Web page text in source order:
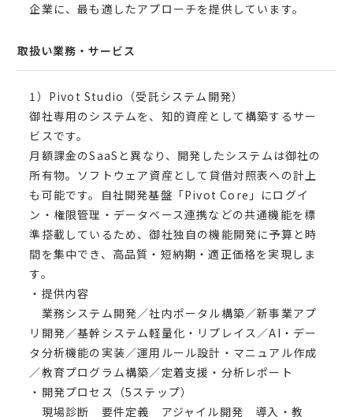
企業に、最も適したアプローチを提供しています。
取扱い業務・サービス
1）Pivot Studio（受託システム開発）
御社専用のシステムを、知的資産として構築するサー
ビスです。
月額課金のSaaSと異なり、開発したシステムは御社の
所有物。ソフトウェア資産として貸借対照表への計上
も可能です。自社開発基盤「Pivot Core」にログイ
ン・権限管理・データベース連携などの共通機能を標
準搭載しているため、御社独自の機能開発に予算と時
間を集中でき、高品質・短納期・適正価格を実現しま
す。
・提供内容
業務システム開発／社内ポータル構築／新事業アプ
リ開発／基幹システム軽量化・リプレイス／AI・デー
タ分析機能の実装／運用ルール設計・マニュアル作成
／教育プログラム構築／定着支援・分析レポート
・開発プロセス（5ステップ）
現場診断 要件定義 アジャイル開発 導入・教